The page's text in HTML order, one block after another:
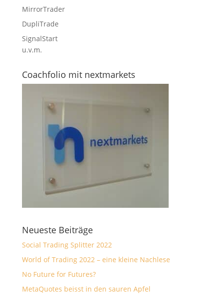
MirrorTrader
DupliTrade
SignalStart
u.v.m.
Coachfolio mit nextmarkets
Neueste Beiträge
Social Trading Splitter 2022
World of Trading 2022 – eine kleine Nachlese
No Future for Futures?
MetaQuotes beisst in den sauren Apfel